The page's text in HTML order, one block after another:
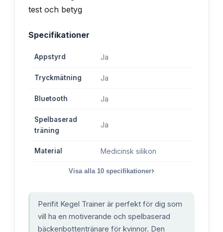
Specifikationer
Appstyrd Ja
Tryckmätning Ja
Bluetooth Ja
Spelbaserad
träning
Ja
Material Medicinsk silikon
Visa alla 10 specifikationer›
Perifit Kegel Trainer är perfekt för dig som
vill ha en motiverande och spelbaserad
bäckenbottentränare för kvinnor. Den